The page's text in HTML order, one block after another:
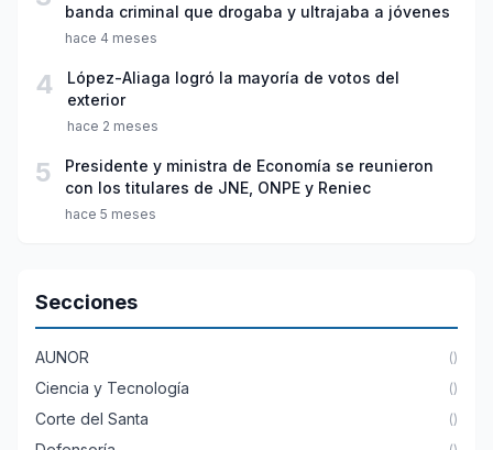
banda criminal que drogaba y ultrajaba a jóvenes
hace 4 meses
4
López-Aliaga logró la mayoría de votos del
exterior
hace 2 meses
5
Presidente y ministra de Economía se reunieron
con los titulares de JNE, ONPE y Reniec
hace 5 meses
Secciones
AUNOR ()
Ciencia y Tecnología ()
Corte del Santa ()